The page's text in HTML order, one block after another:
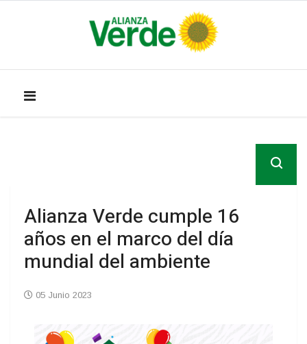
Alianza Verde cumple 16
años en el marco del día
mundial del ambiente
05 Junio 2023